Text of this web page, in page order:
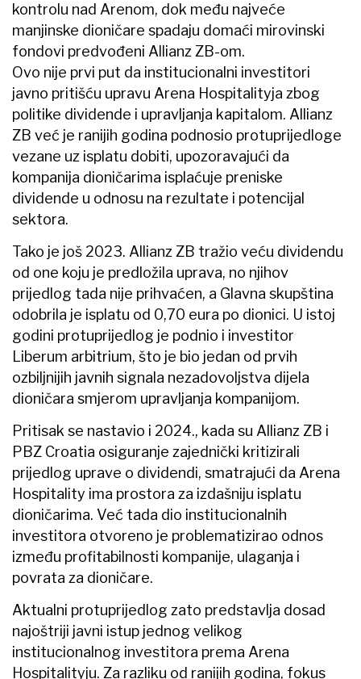
kontrolu nad Arenom, dok među najveće
manjinske dioničare spadaju domaći mirovinski
fondovi predvođeni Allianz ZB-om.
Ovo nije prvi put da institucionalni investitori
javno pritišću upravu Arena Hospitalityja zbog
politike dividende i upravljanja kapitalom. Allianz
ZB već je ranijih godina podnosio protuprijedloge
vezane uz isplatu dobiti, upozoravajući da
kompanija dioničarima isplaćuje preniske
dividende u odnosu na rezultate i potencijal
sektora.
Tako je još 2023. Allianz ZB tražio veću dividendu
od one koju je predložila uprava, no njihov
prijedlog tada nije prihvaćen, a Glavna skupština
odobrila je isplatu od 0,70 eura po dionici. U istoj
godini protuprijedlog je podnio i investitor
Liberum arbitrium, što je bio jedan od prvih
ozbiljnijih javnih signala nezadovoljstva dijela
dioničara smjerom upravljanja kompanijom.
Pritisak se nastavio i 2024., kada su Allianz ZB i
PBZ Croatia osiguranje zajednički kritizirali
prijedlog uprave o dividendi, smatrajući da Arena
Hospitality ima prostora za izdašniju isplatu
dioničarima. Već tada dio institucionalnih
investitora otvoreno je problematizirao odnos
između profitabilnosti kompanije, ulaganja i
povrata za dioničare.
Aktualni protuprijedlog zato predstavlja dosad
najoštriji javni istup jednog velikog
institucionalnog investitora prema Arena
Hospitalityju. Za razliku od ranijih godina, fokus